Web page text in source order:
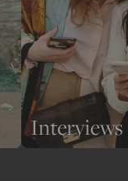
Interviews